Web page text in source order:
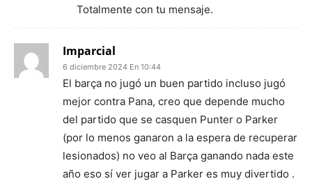
Totalmente con tu mensaje.
Imparcial
6 diciembre 2024 En 10:44
El barça no jugó un buen partido incluso jugó
mejor contra Pana, creo que depende mucho
del partido que se casquen Punter o Parker
(por lo menos ganaron a la espera de recuperar
lesionados) no veo al Barça ganando nada este
año eso sí ver jugar a Parker es muy divertido .